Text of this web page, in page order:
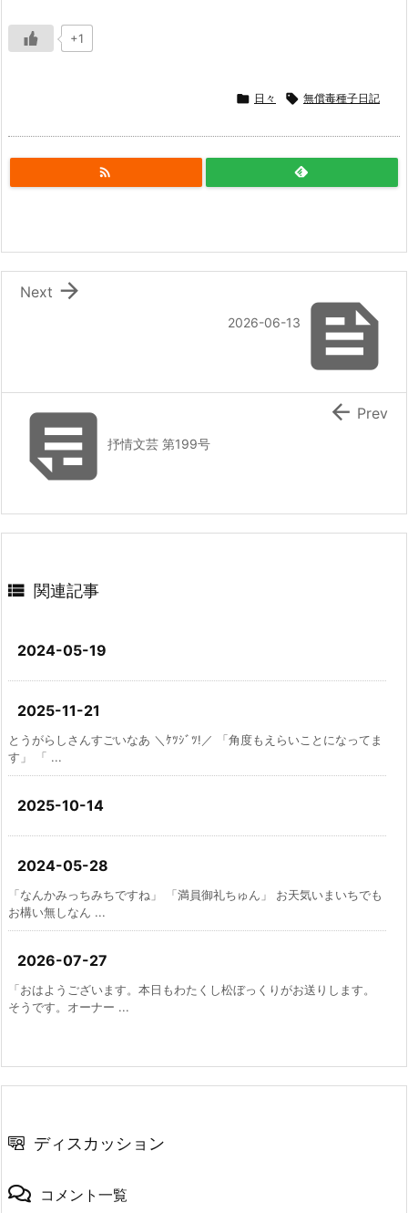
+1
 日々  無償毒種子日記


2026-06-13

Next
抒情文芸 第199号
 Prev
 関連記事
2024-05-19
2025-11-21
とうがらしさんすごいなあ ＼ｹﾂｼﾞﾂ!／ 「角度もえらいことになってま
す」 「 ...
2025-10-14
2024-05-28
「なんかみっちみちですね」 「満員御礼ちゅん」 お天気いまいちでも
お構い無しなん ...
2026-07-27
「おはようございます。本日もわたくし松ぼっくりがお送りします。
そうです。オーナー ...
ディスカッション
コメント一覧